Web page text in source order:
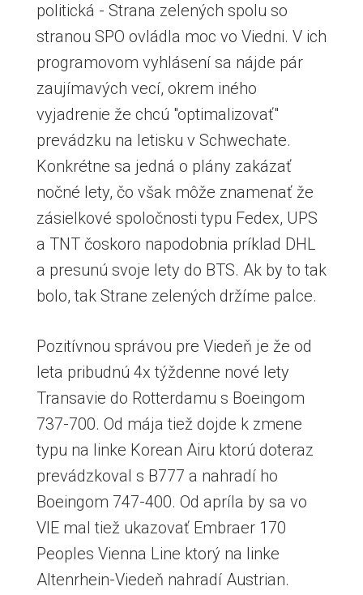
politická - Strana zelených spolu so
stranou SPO ovládla moc vo Viedni. V ich
programovom vyhlásení sa nájde pár
zaujímavých vecí, okrem iného
vyjadrenie že chcú "optimalizovať"
prevádzku na letisku v Schwechate.
Konkrétne sa jedná o plány zakázať
nočné lety, čo však môže znamenať že
zásielkové spoločnosti typu Fedex, UPS
a TNT čoskoro napodobnia príklad DHL
a presunú svoje lety do BTS. Ak by to tak
bolo, tak Strane zelených držíme palce.
Pozitívnou správou pre Viedeň je že od
leta pribudnú 4x týždenne nové lety
Transavie do Rotterdamu s Boeingom
737-700. Od mája tiež dojde k zmene
typu na linke Korean Airu ktorú doteraz
prevádzkoval s B777 a nahradí ho
Boeingom 747-400. Od apríla by sa vo
VIE mal tiež ukazovať Embraer 170
Peoples Vienna Line ktorý na linke
Altenrhein-Viedeň nahradí Austrian.